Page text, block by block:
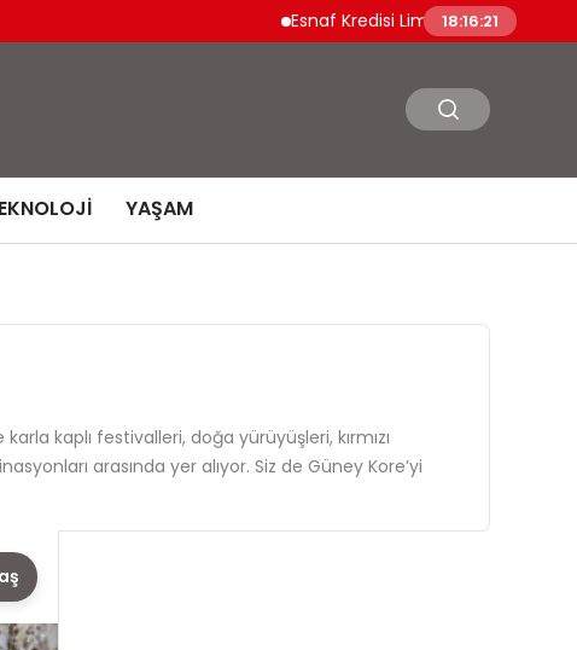
Esnaf Kredisi Limitleri ve Vade Süreleri
18:16:22
YAŞAM
kaplı festivalleri, doğa yürüyüşleri, kırmızı
arasında yer alıyor. Siz de Güney Kore’yi